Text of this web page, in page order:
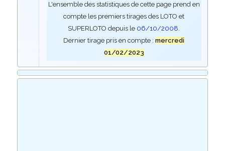
L'ensemble des statistiques de cette page prend en
compte les premiers tirages des LOTO et
SUPERLOTO depuis le 06/10/2008.
Dernier tirage pris en compte :mercredi
01/02/2023